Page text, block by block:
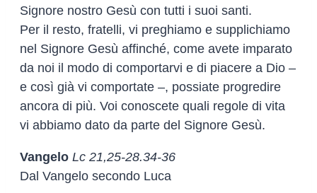
Signore nostro Gesù con tutti i suoi santi.
Per il resto, fratelli, vi preghiamo e supplichiamo
nel Signore Gesù affinché, come avete imparato
da noi il modo di comportarvi e di piacere a Dio –
e così già vi comportate –, possiate progredire
ancora di più. Voi conoscete quali regole di vita
vi abbiamo dato da parte del Signore Gesù.
Vangelo Lc 21,25-28.34-36
Dal Vangelo secondo Luca